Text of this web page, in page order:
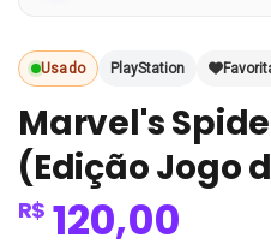
Usado PlayStation
Marvel's
(Edição Jogo
R$ 120,00